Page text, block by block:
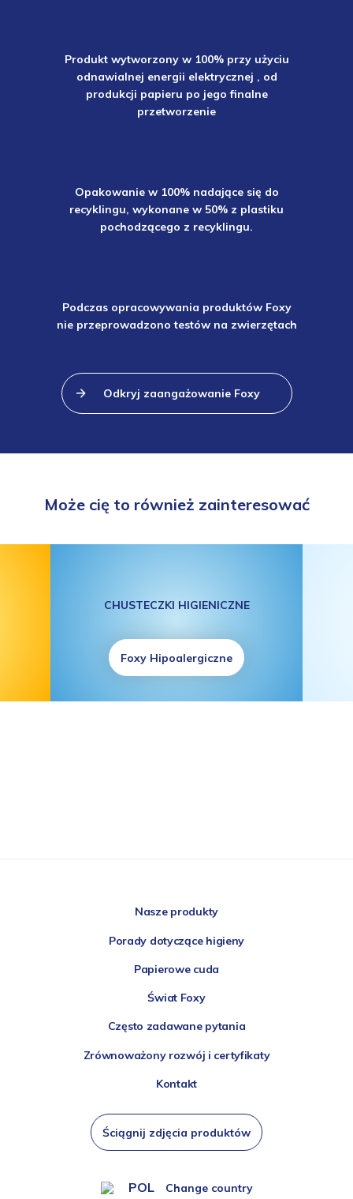
Produkt wytworzony w 100% przy użyciu
odnawialnej energii elektrycznej , od
produkcji papieru po jego finalne
przetworzenie
Opakowanie w 100% nadające się do
recyklingu, wykonane w 50% z plastiku
pochodzącego z recyklingu.
Podczas opracowywania produktów Foxy
nie przeprowadzono testów na zwierzętach
Odkryj zaangażowanie Foxy
Może cię to również zainteresować
CHUSTECZKI HIGIENICZNE
Foxy Hipoalergiczne
Nasze produkty
Porady dotyczące higieny
Papierowe cuda
Świat Foxy
Często zadawane pytania
Zrównoważony rozwój i certyfikaty
Kontakt
Ściągnij zdjęcia produktów
POL Change country